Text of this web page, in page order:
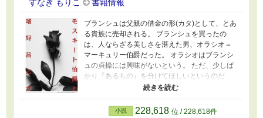
すなぎ もりこ 書籍情報
ブランシュは父親の借金の形(カタ)として、とあ
る貴族に売却される。 ブランシュを買ったの
は、人ならざる美しさを湛えた男、オラシオ＝
マーキュリー伯爵だった。 オラシオはブランシ
ュの貞操には興味がないという。 ただ、少しば
かり『あるもの』を分けてほしいというのだ
が…。 変わり者の少女と美貌の伯爵が、お互い
事情を抱えつつも惹かれあい、 心と身体とよだ
れ（？）を通わせるラブコメです！ ※完結しま
小説 228,618 位 / 228,618件